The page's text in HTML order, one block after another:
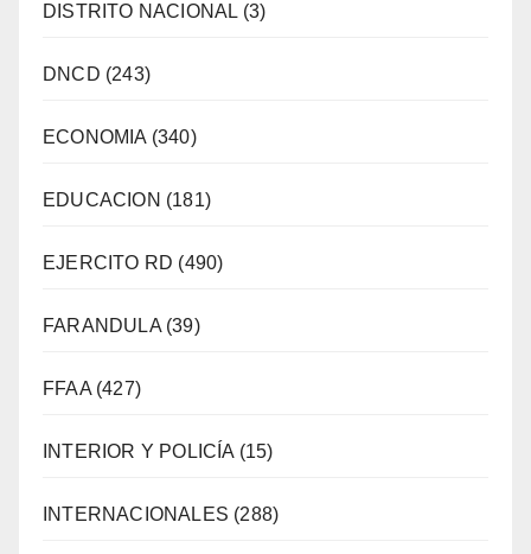
DISTRITO NACIONAL (3)
DNCD (243)
ECONOMIA (340)
EDUCACION (181)
EJERCITO RD (490)
FARANDULA(39)
FFAA(427)
INTERIOR Y POLICÍA (15)
INTERNACIONALES (288)